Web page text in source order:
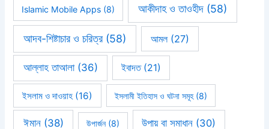
Islamic Mobile Apps (8) আকীদাহ ও তাওহীদ(58)
আদব-শিষ্টাচার ও চরিত্র(58) আমল(27)
আল্লাহ তাআলা(36) ইবাদত(21)
ইসলাম ও দাওয়াহ (16) ইসলামী ইতিহাস ও ঘটনা সমূহ(8)
ঈমান(38) উপার্জন(8) উপায় বা সমাধান (30)